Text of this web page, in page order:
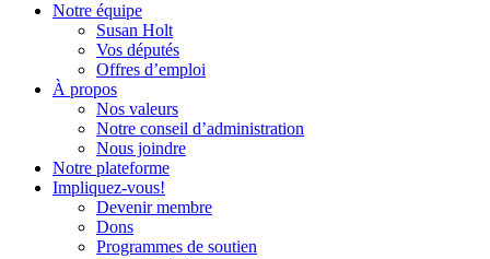
Notre équipe
Susan Holt
Vos députés
Offres d’emploi
À propos
Nos valeurs
Notre conseil d’administration
Nous joindre
Notre plateforme
Impliquez-vous!
Devenir membre
Dons
Programmes de soutien